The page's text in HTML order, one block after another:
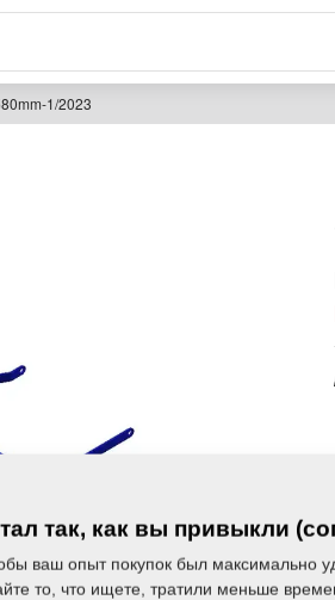
1/2023
так, как вы привыкли
ваш опыт покупок был максимально
то, что ищете, тратили меньше